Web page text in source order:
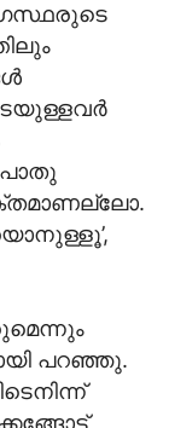
പറഞ്ഞു.